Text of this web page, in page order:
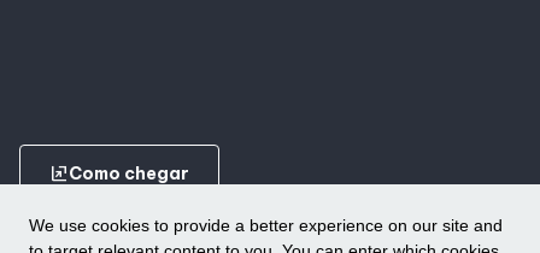
We use cookies to provide a better experience on our site and
ungroupComo chegar